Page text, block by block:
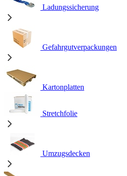
Ladungssicherung
Gefahrgutverpackungen
Kartonplatten
Stretchfolie
Umzugsdecken